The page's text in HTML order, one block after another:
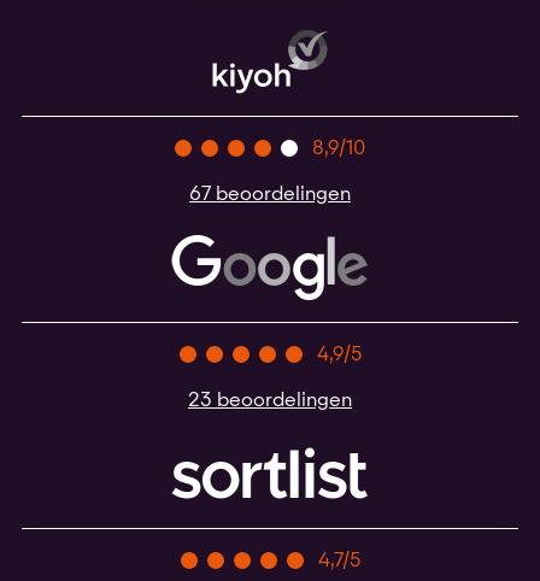
8,9/10
67 beoordelingen
4,9/5
23 beoordelingen
4,7/5